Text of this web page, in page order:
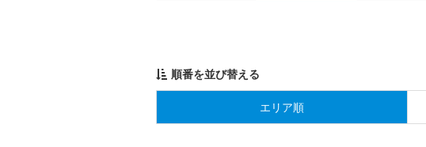
順番を並び替える
エリア順